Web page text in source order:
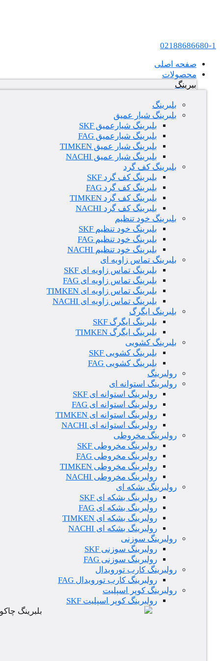
02188686680-1
صفحه اصلی
محصولات
بیرینگ
بلبرینگ
بلبرینگ شیار عمیق
بلبرینگ شیارعمیق SKF
بلبرینگ شیارعمیق FAG
بلبرینگ شیار عمیق TIMKEN
بلبرینگ شیار عمیق NACHI
بلبرینگ کف گرد
بلبرینگ کف گرد SKF
بلبرینگ کف گرد FAG
بلبرینگ کف گرد TIMKEN
بلبرینگ کف گرد NACHI
بلبرینگ خود تنظیم
بلبرینگ خود تنظیم SKF
بلبرینگ خود تنظیم FAG
بلبرینگ خود تنظیم NACHI
بلبرینگ تماس زاویه ای
بلبرینگ تماس زاویه ای SKF
بلبرینگ تماس زاویه ای FAG
بلبرینگ تماس زاویه ای TIMKEN
بلبرینگ تماس زاویه ای NACHI
بلبرینگ ایگرگ
بلبرینگ ایگرگ SKF
بلبرینگ ایگرگ TIMKEN
بلبرینگ کشویی
بلبرینگ کشویی SKF
بلبرینگ کشویی FAG
رولبرینگ
رولبرینگ استوانه ای
رولبرینگ استوانه ای SKF
رولبرینگ استوانه ای FAG
رولبرینگ استوانه ای TIMKEN
رولبرینگ استوانه ای NACHI
رولبرینگ مخروطی
رولبرینگ مخروطی SKF
رولبرینگ مخروطی FAG
رولبرینگ مخروطی TIMKEN
رولبرینگ مخروطی NACHI
رولبرینگ بشکه ای
رولبرینگ بشکه ای SKF
رولبرینگ بشکه ای FAG
رولبرینگ بشکه ای TIMKEN
رولبرینگ بشکه ای NACHI
رولبرینگ سوزنی
رولبرینگ سوزنی SKF
رولبرینگ سوزنی FAG
رولبرینگ کارب تورویدال
رولبرینگ کارب تورویدال FAG
رولبرینگ کوپر اسپلیت
رولبرینگ کوپر اسپلیت SKF